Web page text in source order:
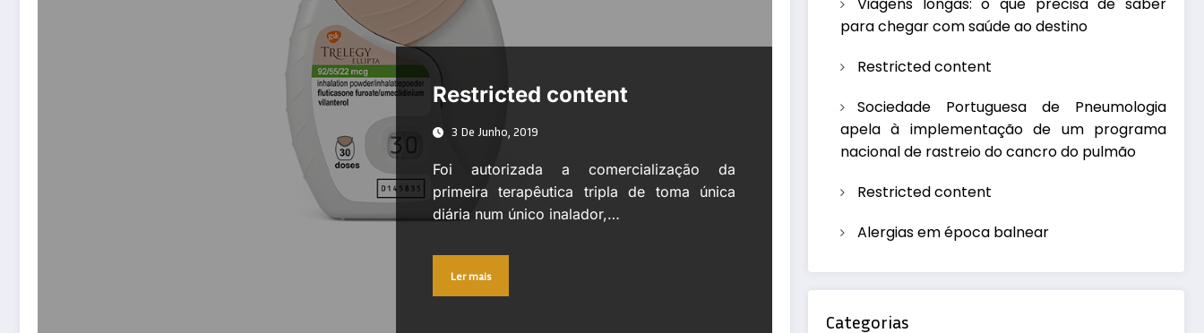
Restricted content
3 De Junho, 2019
Foi autorizada a comercialização da
primeira terapêutica tripla de toma única
diária num único inalador,…
Ler mais
Viagens longas: o que precisa de saber
para chegar com saúde ao destino
Restricted content
Sociedade Portuguesa de Pneumologia
apela à implementação de um programa
nacional de rastreio do cancro do pulmão
Restricted content
Alergias em época balnear
Categorias